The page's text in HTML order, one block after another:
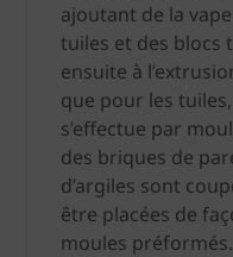
ajoutant de la
tuiles et des blocs
ensuite à
que pour les
s’effectue par
des briques de
d’argiles sont
être placées de
moules